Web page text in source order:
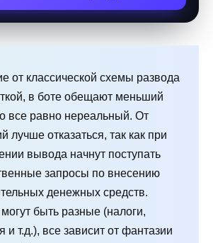
от классической схемы развода
в боте обещают меньший
все равно нереальный. От
лучше отказаться, так как при
вывода начнут поступать
запросы по внесению
денежных средств.
быть разные (налоги,
и т.д.), все зависит от фантазии